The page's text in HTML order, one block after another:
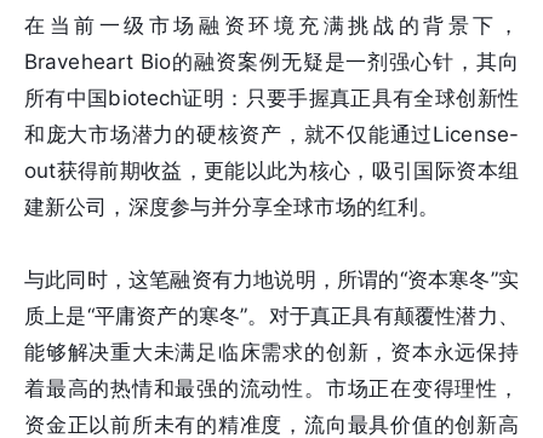
在当前一级市场融资环境充满挑战的背景下，
Braveheart Bio的融资案例无疑是一剂强心针，其向
所有中国biotech证明：只要手握真正具有全球创新性
和庞大市场潜力的硬核资产，就不仅能通过License-
out获得前期收益，更能以此为核心，吸引国际资本组
建新公司，深度参与并分享全球市场的红利。
与此同时，这笔融资有力地说明，所谓的“资本寒冬”实
质上是“平庸资产的寒冬”。对于真正具有颠覆性潜力、
能够解决重大未满足临床需求的创新，资本永远保持
着最高的热情和最强的流动性。市场正在变得理性，
资金正以前所未有的精准度，流向最具价值的创新高